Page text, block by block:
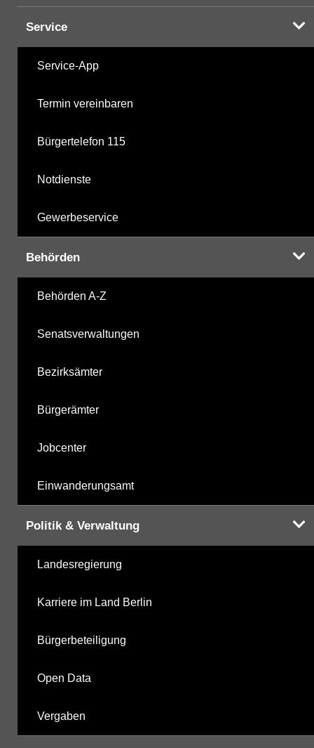
Service
Service-App
Termin vereinbaren
Bürgertelefon 115
Notdienste
Gewerbeservice
Behörden
Behörden A-Z
Senatsverwaltungen
Bezirksämter
Bürgerämter
Jobcenter
Einwanderungsamt
Politik & Verwaltung
Landesregierung
Karriere im Land Berlin
Bürgerbeteiligung
Open Data
Vergaben